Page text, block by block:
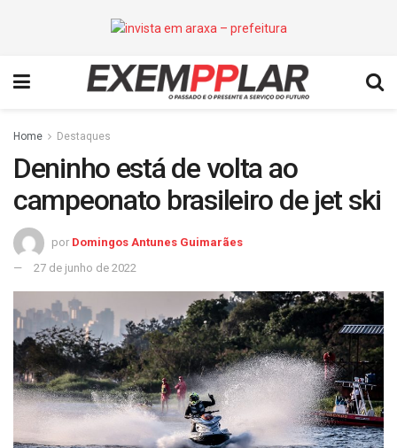
Home Destaques
Deninho está de volta ao
campeonato brasileiro de jet ski
por Domingos Antunes Guimarães
27 de junho de 2022